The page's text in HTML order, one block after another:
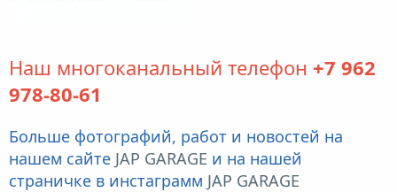
Наш многоканальный телефон +7 962
978-80-61
Больше фотографий, работ и новостей на
нашем сайте JAP GARAGE и на нашей
страничке в инстаграмм JAP GARAGE